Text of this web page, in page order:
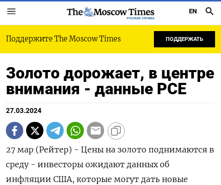
РУССКАЯ СЛУЖБА
EN
Поддержите The Moscow Times ПОДДЕРЖАТЬ
Золото дорожает, в центре
внимания - данные PCE
27.03.2024
27 мар (Рейтер) - Цены на золото поднимаются в
среду - инвесторы ожидают данных об
инфляции США, которые могут дать новые